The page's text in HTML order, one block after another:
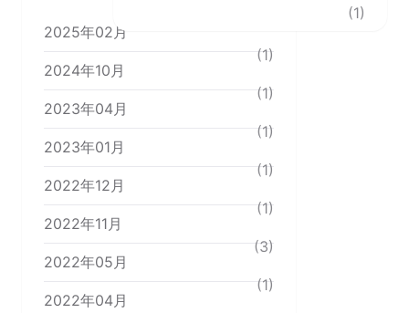
2025年02月
(1)
2024年10月
(1)
2023年04月
(1)
2023年01月
(1)
2022年12月
(1)
2022年11月
(3)
2022年05月
(1)
2022年04月
(1)